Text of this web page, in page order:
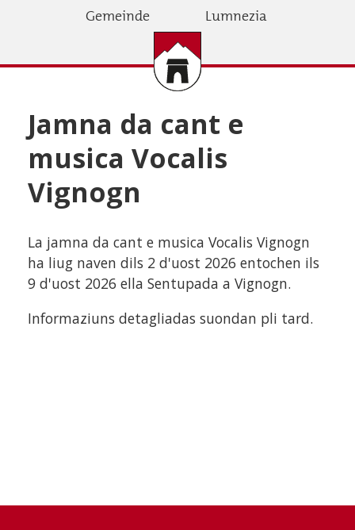
Gemeinde Lumnezia
Jamna da cant e
musica Vocalis
Vignogn
La jamna da cant e musica Vocalis Vignogn
ha liug naven dils 2 d'uost 2026 entochen ils
9 d'uost 2026 ella Sentupada a Vignogn.
Informaziuns detagliadas suondan pli tard.